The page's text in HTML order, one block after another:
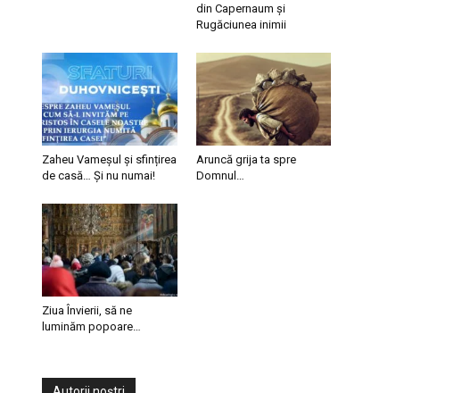
din Capernaum și
Rugăciunea inimii
Zaheu Vameșul și sfințirea
de casă… Și nu numai!
Aruncă grija ta spre
Domnul…
Ziua Învierii, să ne
luminăm popoare…